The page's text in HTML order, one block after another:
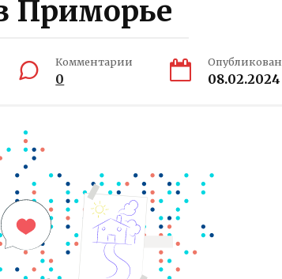
Приморье
Комментарии
0 08.02.2024